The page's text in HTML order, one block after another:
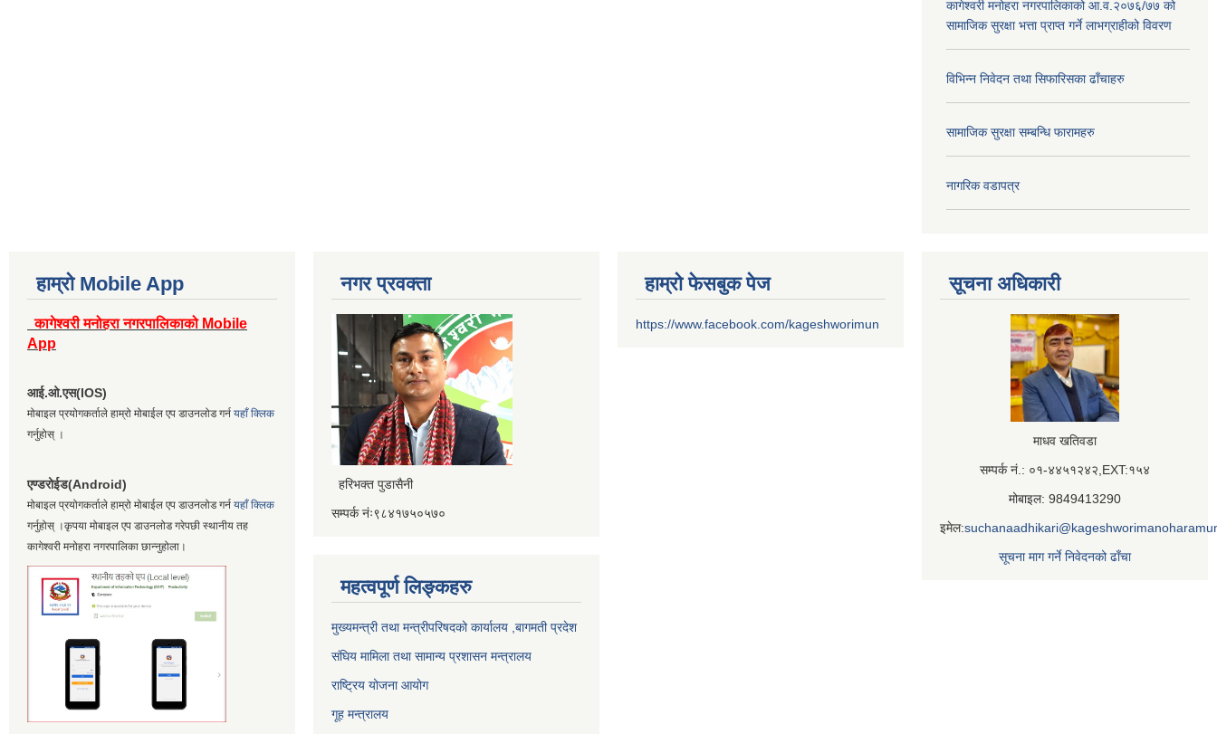
कागेश्वरी मनोहरा नगरपालिकाको आ.व.२०७६/७७ को
सामाजिक सुरक्षा भत्ता प्राप्त गर्ने लाभग्राहीको विवरण
विभिन्न निवेदन तथा सिफारिसका ढाँचाहरु
सामाजिक सुरक्षा सम्बन्धि फारामहरु
नागरिक वडापत्र
हाम्रो Mobile App
कागेश्वरी मनोहरा नगरपालिकाको Mobile
App
आई.ओ.एस(IOS)
मोबाइल प्रयोगकर्ताले हाम्रो मोबाईल एप डाउनलोड गर्न यहाँ क्लिक
गर्नुहोस् ।
एण्डरोईड(Android)
मोबाइल प्रयोगकर्ताले हाम्रो मोबाईल एप डाउनलोड गर्न यहाँ क्लिक
गर्नुहोस् ।कृपया मोबाइल एप डाउनलोड गरेपछी स्थानीय तह
कागेश्वरी मनोहरा नगरपालिका छान्नुहोला।
नगर प्रवक्ता
हरिभक्त पुडासैनी
सम्पर्क नंः९८४१७५०५७०
महत्वपूर्ण लिङ्कहरु
मुख्यमन्त्री तथा मन्त्रीपरिषदको कार्यालय ,बागमती प्रदेश
संघिय मामिला तथा सामान्य प्रशासन मन्त्रालय
राष्ट्रिय योजना आयोग
गूह मन्त्रालय
हाम्रो फेसबुक पेज
https://www.facebook.com/kageshworimun
सूचना अधिकारी
माधव खतिवडा
सम्पर्क नं.: ०१-४४५१२४२,EXT:१५४
मोबाइल: 9849413290
इमेल:
सूचना माग गर्ने निवेदनको ढाँचा